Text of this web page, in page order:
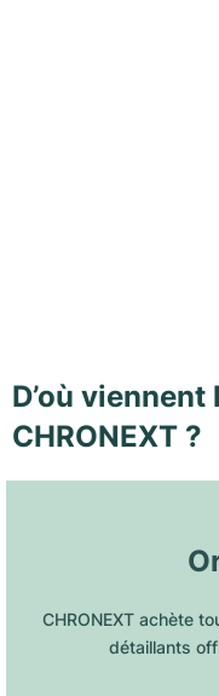
D’où
CHRONEXT ?
CHRONEXT achète
détaillants